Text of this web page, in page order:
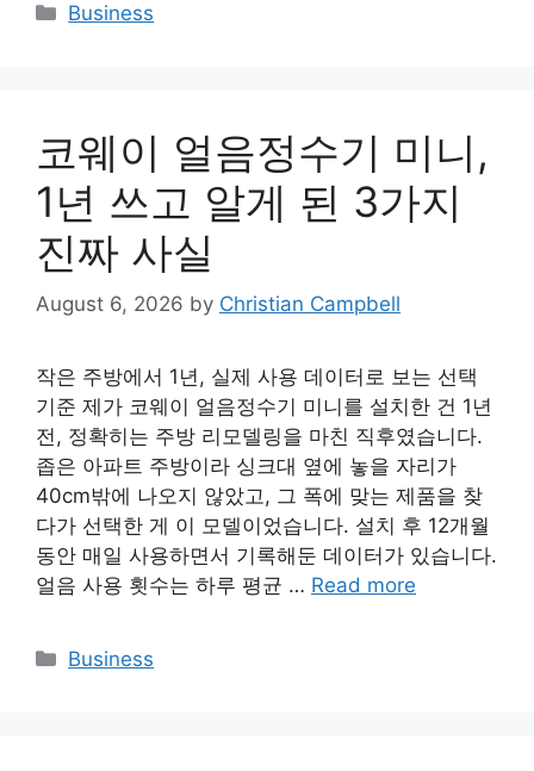
Categories
Business
코웨이 얼음정수기 미니,
1년 쓰고 알게 된 3가지
진짜 사실
August 6, 2026 by Christian Campbell
작은 주방에서 1년, 실제 사용 데이터로 보는 선택
기준 제가 코웨이 얼음정수기 미니를 설치한 건 1년
전, 정확히는 주방 리모델링을 마친 직후였습니다.
좁은 아파트 주방이라 싱크대 옆에 놓을 자리가
40cm밖에 나오지 않았고, 그 폭에 맞는 제품을 찾
다가 선택한 게 이 모델이었습니다. 설치 후 12개월
동안 매일 사용하면서 기록해둔 데이터가 있습니다.
얼음 사용 횟수는 하루 평균 … Read more
Categories
Business